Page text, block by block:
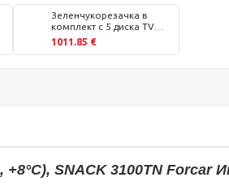
Зеленчукорезачка в
комплект с 5 диска TV
3000
1011.85 €
+8°С), SNACK 3100TN Forcar